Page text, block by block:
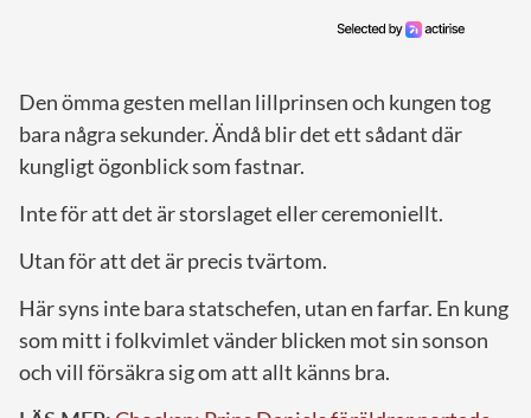
Den ömma gesten mellan lillprinsen och kungen tog
bara några sekunder. Ändå blir det ett sådant där
kungligt ögonblick som fastnar.
Inte för att det är storslaget eller ceremoniellt.
Utan för att det är precis tvärtom.
Här syns inte bara statschefen, utan en farfar. En kung
som mitt i folkvimlet vänder blicken mot sin sonson
och vill försäkra sig om att allt känns bra.